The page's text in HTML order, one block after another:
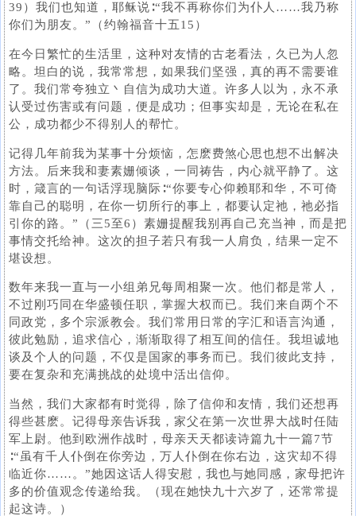
39）我们也知道，耶稣说∶“我不再称你们为仆人……我乃称
你们为朋友。”（约翰福音十五15）
在今日繁忙的生活里，这种对友情的古老看法，久已为人忽
略。坦白的说，我常常想，如果我们坚强，真的再不需要谁
了。我们常夸独立丶自信为成功大道。许多人以为，永不承
认受过伤害或有问题，便是成功；但事实却是，无论在私在
公，成功都少不得别人的帮忙。
记得几年前我为某事十分烦恼，怎麽费煞心思也想不出解决
方法。后来我和妻素姗倾谈，一同祷告，内心就平静了。这
时，箴言的一句话浮现脑际∶“你要专心仰赖耶和华，不可倚
靠自己的聪明，在你一切所行的事上，都要认定祂，祂必指
引你的路。”（三5至6）素姗提醒我别再自己充当神，而是把
事情交托给神。这次的担子若只有我一人肩负，结果一定不
堪设想。
数年来我一直与一小组弟兄每周相聚一次。他们都是常人，
不过刚巧同在华盛顿任职，掌握大权而已。我们来自两个不
同政党，多个宗派教会。我们常用日常的字汇和语言沟通，
彼此勉励，追求信心，渐渐取得了相互间的信任。我坦诚地
谈及个人的问题，不仅是国家的事务而已。我们彼此支持，
要在复杂和充满挑战的处境中活出信仰。
当然，我们大家都有时觉得，除了信仰和友情，我们还想再
得些甚麽。记得母亲告诉我，家父在第一次世界大战时任陆
军上尉。他到欧洲作战时，母亲天天都读诗篇九十一篇7节
∶“虽有千人仆倒在你旁边，万人仆倒在你右边，这灾却不得
临近你……。”她因这话人得安慰，我也与她同感，家母把许
多的价值观念传递给我。（现在她快九十六岁了，还常常提
起这诗。）